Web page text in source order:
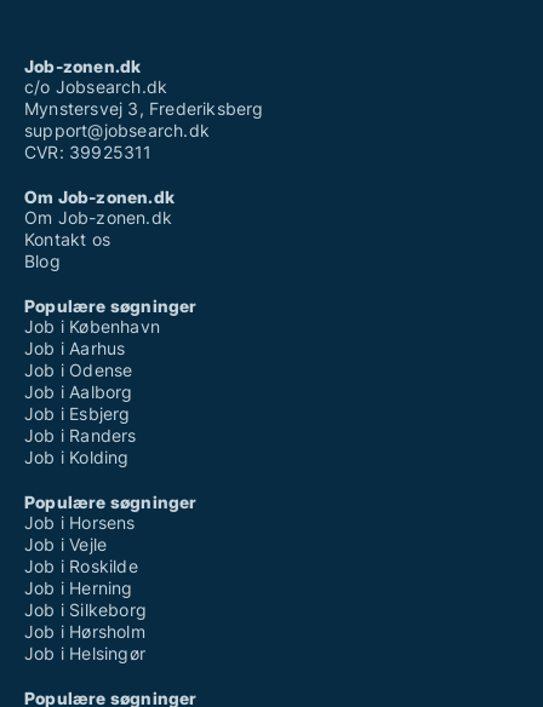
Job-zonen.dk
c/o Jobsearch.dk
Mynstersvej 3, Frederiksberg
support@jobsearch.dk
CVR: 39925311
Om Job-zonen.dk
Om Job-zonen.dk
Kontakt os
Blog
Populære søgninger
Job i København
Job i Aarhus
Job i Odense
Job i Aalborg
Job i Esbjerg
Job i Randers
Job i Kolding
Populære søgninger
Job i Horsens
Job i Vejle
Job i Roskilde
Job i Herning
Job i Silkeborg
Job i Hørsholm
Job i Helsingør
Populære søgninger